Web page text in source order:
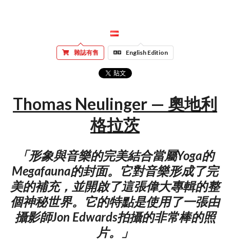
雜誌有售 English Edition
Thomas Neulinger — 奧地利
格拉茨
「形象與音樂的完美結合當屬Yoga的
Megafauna的封面。它對音樂形成了完
美的補充，並開啟了這張偉大專輯的整
個神秘世界。它的特點是使用了一張由
攝影師Jon Edwards拍攝的非常棒的照
片。」